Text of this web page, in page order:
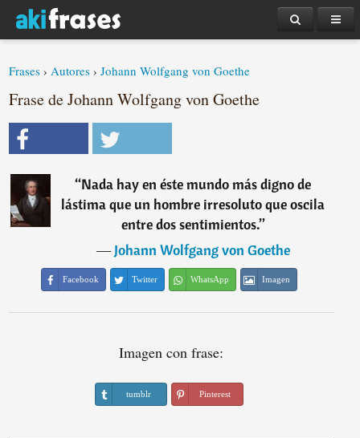
Frases ›Autores ›Johann Wolfgang von Goethe
Frase de Johann Wolfgang von Goethe
“Nada hay en éste mundo más digno de
lástima que un hombre irresoluto que oscila
entre dos sentimientos.”
―Johann Wolfgang von Goethe
Facebook Twitter WhatsApp Imagen
Imagen con frase:
tumblr Pinterest